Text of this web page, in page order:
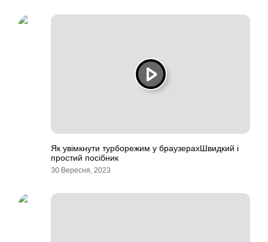
Як увімкнути турборежим у браузерахШвидкий і
простий посібник
30 Вересня, 2023